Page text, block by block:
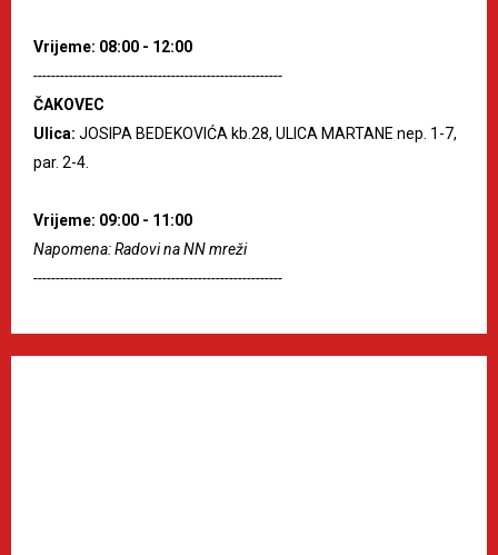
Vrijeme: 08:00 - 12:00
--------------------------------------------------------
ČAKOVEC
Ulica: JOSIPA BEDEKOVIĆA kb.28, ULICA MARTANE nep. 1-7,
par. 2-4.
Vrijeme: 09:00 - 11:00
Napomena: Radovi na NN mreži
--------------------------------------------------------